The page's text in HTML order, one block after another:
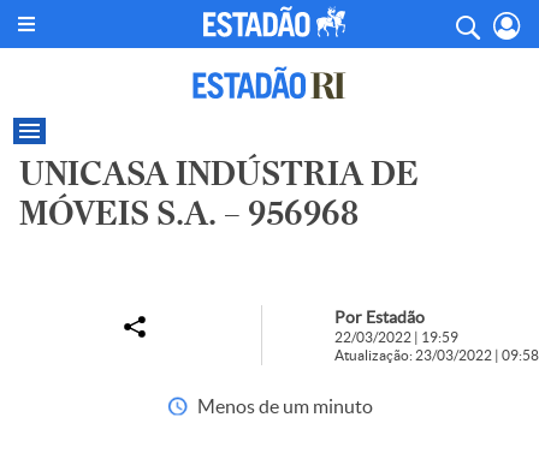
UNICASA INDÚSTRIA DE
MÓVEIS S.A. – 956968
Por Estadão
22/03/2022 | 19:59
Atualização: 23/03/2022 | 09:58
Menos de um minuto